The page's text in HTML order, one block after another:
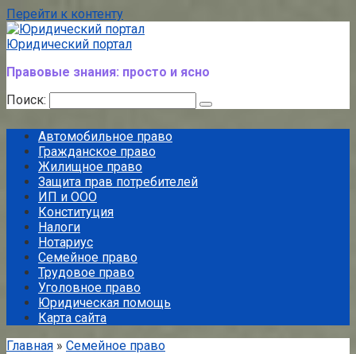
Перейти к контенту
Юридический портал
Правовые знания: просто и ясно
Поиск:
Автомобильное право
Гражданское право
Жилищное право
Защита прав потребителей
ИП и ООО
Конституция
Налоги
Нотариус
Семейное право
Трудовое право
Уголовное право
Юридическая помощь
Карта сайта
Главная » Семейное право